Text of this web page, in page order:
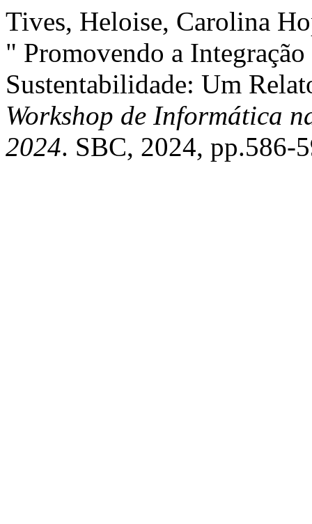
Tives, Heloise, Carolina
" Promovendo a
Sustentabilidade: Um
Workshop de Informática
2024. SBC, 2024, pp.586-